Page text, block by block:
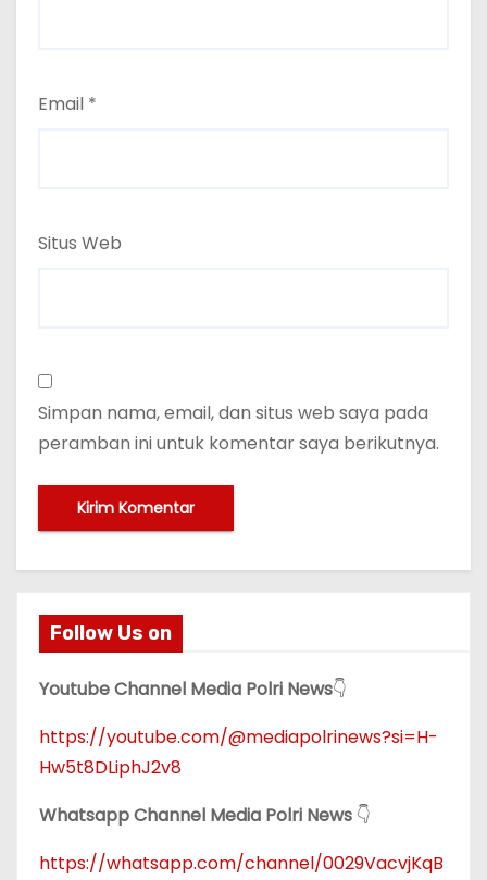
Email *
Situs Web
Simpan nama, email, dan situs web saya pada
peramban ini untuk komentar saya berikutnya.
Follow Us on
Youtube Channel Media Polri News👇
https://youtube.com/@mediapolrinews?si=H-
Hw5t8DLiphJ2v8
Whatsapp Channel Media Polri News 👇
https://whatsapp.com/channel/0029VacvjKqB